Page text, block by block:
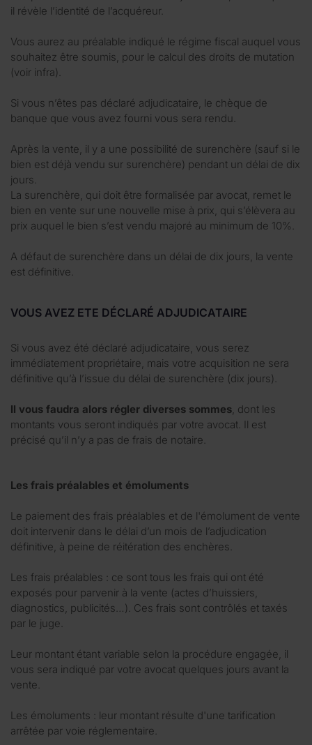
il révèle l’identité de l’acquéreur.
Vous aurez au préalable indiqué le régime fiscal auquel vous
souhaitez être soumis, pour le calcul des droits de mutation
(voir infra).
Si vous n’êtes pas déclaré adjudicataire, le chèque de
banque que vous avez fourni vous sera rendu.
Après la vente, il y a une possibilité de surenchère (sauf si le
bien est déjà vendu sur surenchère) pendant un délai de dix
jours.
La surenchère, qui doit être formalisée par avocat, remet le
bien en vente sur une nouvelle mise à prix, qui s’élèvera au
prix auquel le bien s’est vendu majoré au minimum de 10%.
A défaut de surenchère dans un délai de dix jours, la vente
est définitive.
VOUS AVEZ ETE DÉCLARÉ ADJUDICATAIRE
Si vous avez été déclaré adjudicataire, vous serez
immédiatement propriétaire, mais votre acquisition ne sera
définitive qu’à l’issue du délai de surenchère (dix jours).
Il vous faudra alors régler diverses sommes , dont les
montants vous seront indiqués par votre avocat. Il est
précisé qu’il n’y a pas de frais de notaire.
Les frais préalables et émoluments
Le paiement des frais préalables et de l'émolument de vente
doit intervenir dans le délai d’un mois de l’adjudication
définitive, à peine de réitération des enchères.
Les frais préalables : ce sont tous les frais qui ont été
exposés pour parvenir à la vente (actes d’huissiers,
diagnostics, publicités…). Ces frais sont contrôlés et taxés
par le juge.
Leur montant étant variable selon la procédure engagée, il
vous sera indiqué par votre avocat quelques jours avant la
vente.
Les émoluments : leur montant résulte d'une tarification
arrêtée par voie réglementaire.